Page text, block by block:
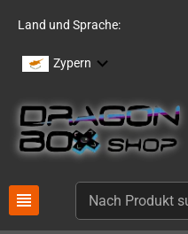
Land und Sprache:
Zypern
view_headline